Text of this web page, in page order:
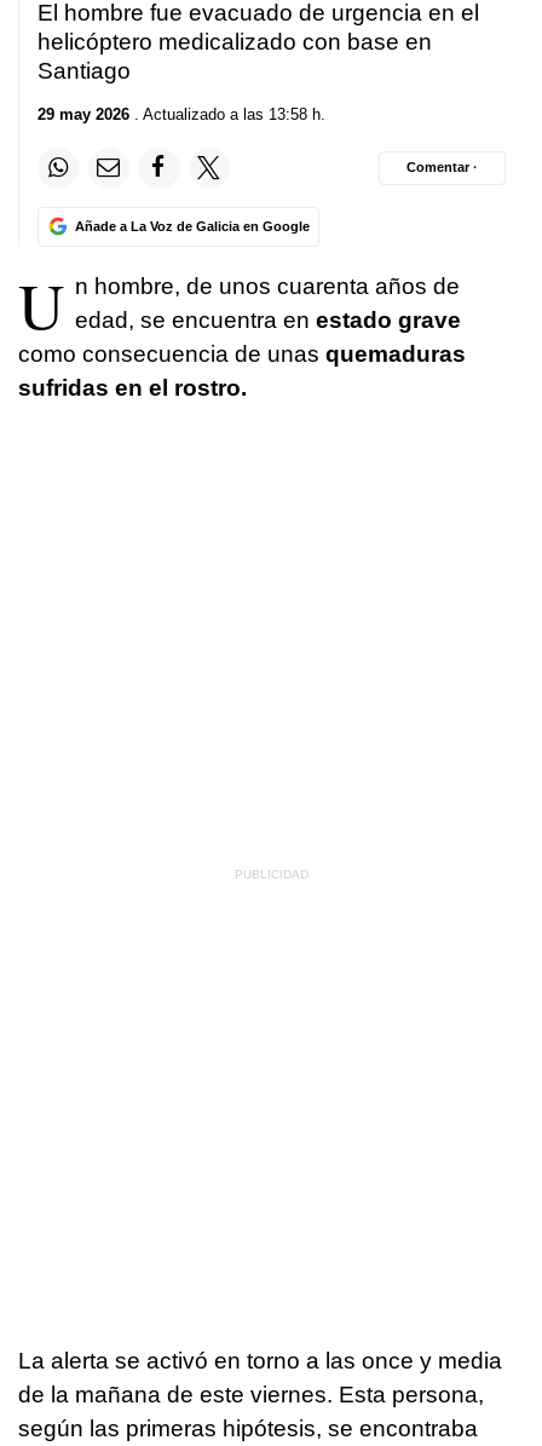
El hombre fue evacuado de urgencia en el
helicóptero medicalizado con base en
Santiago
29 may 2026 . Actualizado a las 13:58 h.
Añade a La Voz de Galicia en Google
Comentar ·
U n hombre, de unos cuarenta años de
edad, se encuentra en estado grave
como consecuencia de unas quemaduras
sufridas en el rostro.
La alerta se activó en torno a las once y media
de la mañana de este viernes. Esta persona,
según las primeras hipótesis, se encontraba